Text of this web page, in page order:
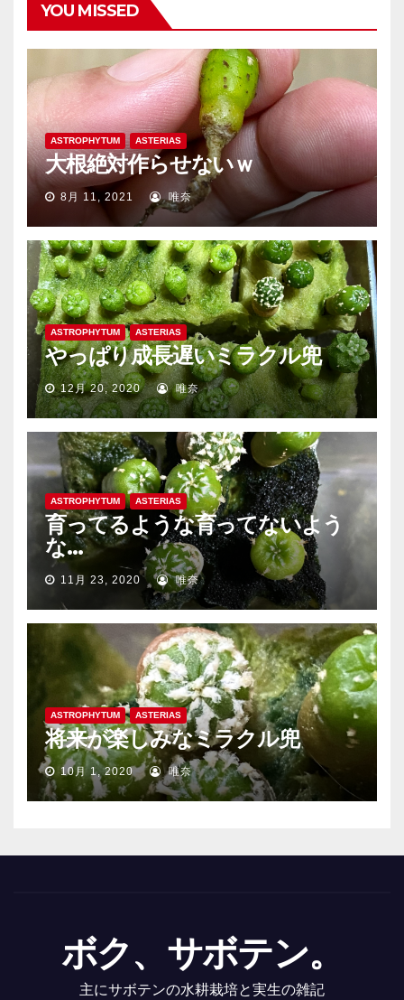
YOU MISSED
ASTROPHYTUM ASTERIAS
大根絶対作らせないｗ
8月 11, 2021 唯奈
ASTROPHYTUM ASTERIAS
やっぱり成長遅いミラクル兜
12月 20, 2020 唯奈
ASTROPHYTUM ASTERIAS
育ってるような育ってないよう
な…
11月 23, 2020 唯奈
ASTROPHYTUM ASTERIAS
将来が楽しみなミラクル兜
10月 1, 2020 唯奈
ボク、サボテン。
主にサボテンの水耕栽培と実生の雑記